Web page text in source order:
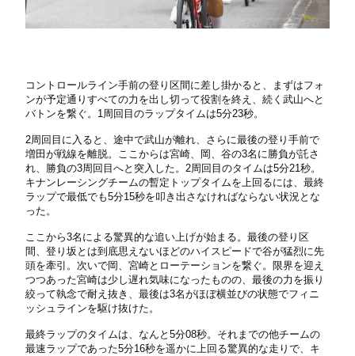
コントロールライン手前の登り区間に差し掛かると、まずはフォ
ンが予定通りすべての力を出し切って役割を終え、続く武山へと
バトンを繋ぐ。1周回目のラップタイムは5分23秒。
2周回目に入ると、途中で武山が離れ、さらに最後の登り手前で
増田が戦線を離脱。ここからは宮崎、岡、谷の3名に勝負が託さ
れ、勝負の3周回目へと突入した。2周回目のタイムは5分21秒。
キナンレーシングチームの暫定トップタイムを上回るには、最終
ラップで最低でも5分15秒を叩き出さなければならない状況とな
った。
ここから3名による驚異的な追い上げが始まる。最後の登り区
間、登り坂とは到底思えないほどのハイスピードで谷が猛烈に先
頭を牽引。次いで岡、宮崎とローテーションを繋ぐ。限界を迎え
つつあった宮崎は少し遅れ気味になったものの、最後の力を振り
絞って執念で耐え抜き、最後は3名がほぼ横並びの状態でフィニ
ッシュラインを駆け抜けた。
最終ラップのタイムは、なんと5分08秒。それまでの他チームの
最速ラップであった5分16秒を遥かに上回る驚異的な走りで、キ